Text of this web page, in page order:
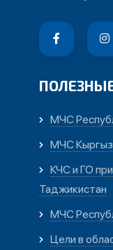
МЧС
МЧС
КЧС и ГО
Таджикистан
МЧС
Цели в